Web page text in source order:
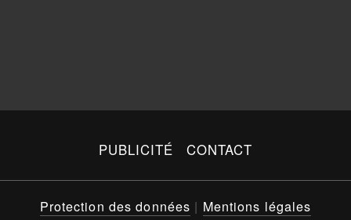
PUBLICITÉ CONTACT
Protection des données | Mentions légales